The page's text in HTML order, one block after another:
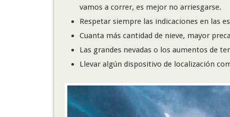
vamos a correr, es mejor no arriesgarse.
Respetar siempre las indicaciones en las
Cuanta más cantidad de nieve, mayor
Las grandes nevadas o los aumentos de
Llevar algún dispositivo de localización